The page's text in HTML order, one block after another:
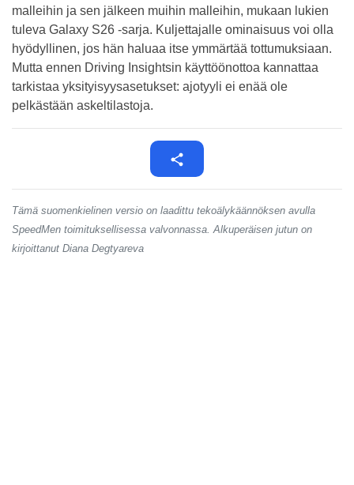
malleihin ja sen jälkeen muihin malleihin, mukaan lukien
tuleva Galaxy S26 -sarja. Kuljettajalle ominaisuus voi olla
hyödyllinen, jos hän haluaa itse ymmärtää tottumuksiaan.
Mutta ennen Driving Insightsin käyttöönottoa kannattaa
tarkistaa yksityisyysasetukset: ajotyyli ei enää ole
pelkästään askeltilastoja.
Tämä suomenkielinen versio on laadittu tekoälykäännöksen avulla
SpeedMen toimituksellisessa valvonnassa. Alkuperäisen jutun on
kirjoittanut Diana Degtyareva